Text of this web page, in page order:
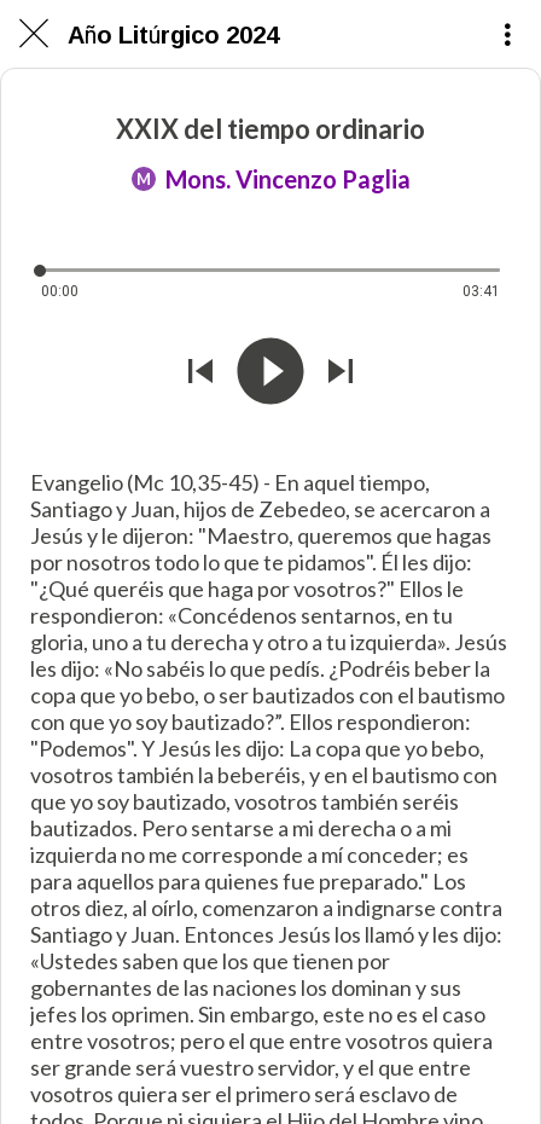
Año Litúrgico 2024
XXIX del tiempo ordinario
M Mons. Vincenzo Paglia
00:00 03:41
Evangelio (Mc 10,35-45) - En aquel tiempo,
Santiago y Juan, hijos de Zebedeo, se acercaron a
Jesús y le dijeron: "Maestro, queremos que hagas
por nosotros todo lo que te pidamos". Él les dijo:
"¿Qué queréis que haga por vosotros?" Ellos le
respondieron: «Concédenos sentarnos, en tu
gloria, uno a tu derecha y otro a tu izquierda». Jesús
les dijo: «No sabéis lo que pedís. ¿Podréis beber la
copa que yo bebo, o ser bautizados con el bautismo
con que yo soy bautizado?”. Ellos respondieron:
"Podemos". Y Jesús les dijo: La copa que yo bebo,
vosotros también la beberéis, y en el bautismo con
que yo soy bautizado, vosotros también seréis
bautizados. Pero sentarse a mi derecha o a mi
izquierda no me corresponde a mí conceder; es
para aquellos para quienes fue preparado." Los
otros diez, al oírlo, comenzaron a indignarse contra
Santiago y Juan. Entonces Jesús los llamó y les dijo:
«Ustedes saben que los que tienen por
gobernantes de las naciones los dominan y sus
jefes los oprimen. Sin embargo, este no es el caso
entre vosotros; pero el que entre vosotros quiera
ser grande será vuestro servidor, y el que entre
vosotros quiera ser el primero será esclavo de